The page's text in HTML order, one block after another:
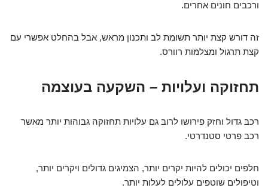
ורכבים חונים אחרים.
זה דורש קצת יותר תשומת לב ותכנון מראש, אבל בהחלט אפשרי עם
קצת תרגול ומצלמות רוורס.
תחזוקה ועלויות – השקעה בעוצמה
רכב גדול וחזק פירושו לרוב גם עלויות תחזוקה גבוהות יותר מאשר
רכב פרטי סטנדרטי.
חלפים יכולים להיות יקרים יותר, הצמיגים גדולים ויקרים יותר,
וטיפולים שוטפים עלולים לעלות יותר.